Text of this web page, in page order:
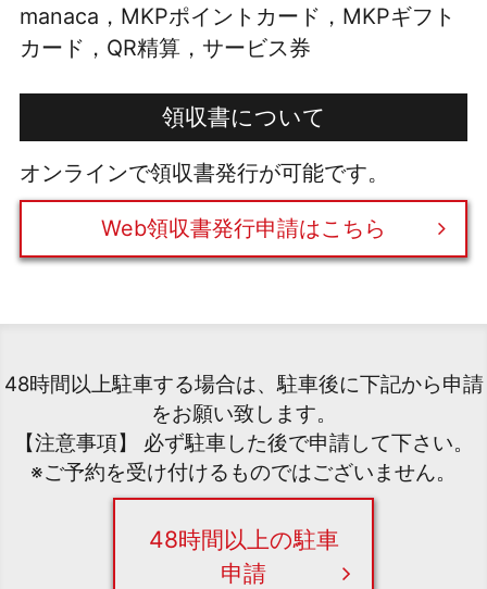
manaca，MKPポイントカード，MKPギフト
カード，QR精算，サービス券
領収書について
オンラインで領収書発行が可能です。
Web領収書発行申請はこちら
48時間以上駐車する場合は、駐車後に下記から申請
をお願い致します。
【注意事項】 必ず駐車した後で申請して下さい。
※ご予約を受け付けるものではございません。
48時間以上の駐車
申請